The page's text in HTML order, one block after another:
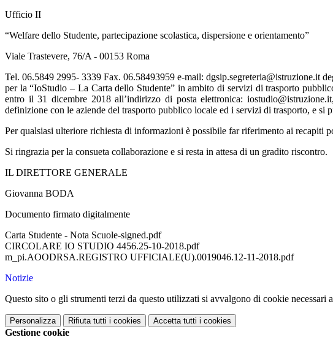
Ufficio II
“Welfare dello Studente, partecipazione scolastica, dispersione e orientamento”
Viale Trastevere, 76/A - 00153 Roma
Tel. 06.5849 2995- 3339 Fax. 06.58493959 e-mail: dgsip.segreteria@istruzione.it
per la “IoStudio – La Carta dello Studente” in ambito di servizi di trasporto
entro il 31 dicembre 2018 all’indirizzo di posta elettronica:
definizione con le aziende del trasporto pubblico locale ed i servizi di trasporto, e si
Per qualsiasi ulteriore richiesta di informazioni è possibile far riferimento ai recapiti
Si ringrazia per la consueta collaborazione e si resta in attesa di un gradito riscontro.
IL DIRETTORE GENERALE
Giovanna BODA
Documento firmato digitalmente
Carta Studente - Nota Scuole-signed.pdf
CIRCOLARE IO STUDIO 4456.25-10-2018.pdf
m_pi.AOODRSA.REGISTRO UFFICIALE(U).0019046.12-11-2018.pdf
Notizie
Questo sito o gli strumenti terzi da questo utilizzati si avvalgono di cookie
Personalizza Rifiuta tutti i cookies Accetta tutti i cookies
Gestione cookie